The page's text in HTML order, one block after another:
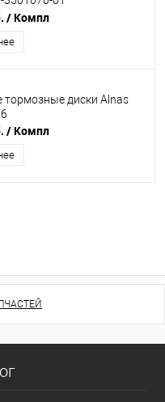
/ Компл
тормозные диски Alnas
/ Компл